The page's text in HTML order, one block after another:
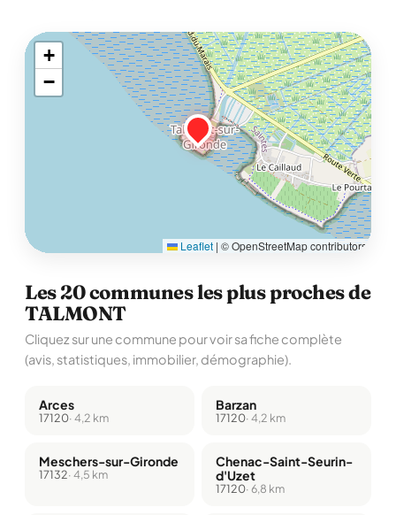
+
−
Leaflet | © OpenStreetMap contributors
Les 20 communes les plus proches de
TALMONT
Cliquez sur une commune pour voir sa fiche complète
(avis, statistiques, immobilier, démographie).
Arces
17120· 4,2 km
Barzan
17120· 4,2 km
Meschers-sur-Gironde
17132· 4,5 km
Chenac-Saint-Seurin-
d'Uzet
17120· 6,8 km